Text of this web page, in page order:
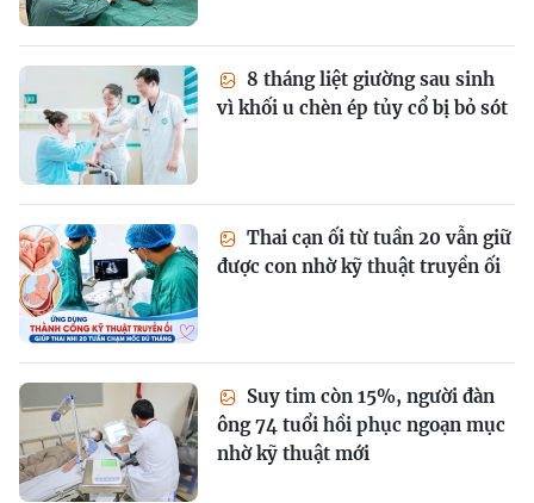
8 tháng liệt giường sau sinh
vì khối u chèn ép tủy cổ bị bỏ sót
Thai cạn ối từ tuần 20 vẫn giữ
được con nhờ kỹ thuật truyền ối
Suy tim còn 15%, người đàn
ông 74 tuổi hồi phục ngoạn mục
nhờ kỹ thuật mới